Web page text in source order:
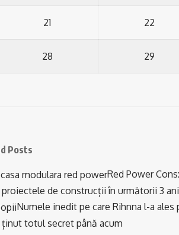
21 22
28 29
Posts
Red Power
proiectele de construcții în următorii 3 ani
Numele inedit pe care Rihnna l-a
totul secret până acum